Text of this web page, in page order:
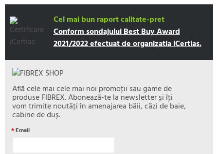
Cel mai bun raport calitate-pret
Conform sondajului Best Buy Award
2021/2022 efectuat de organizatia iCertias.
Află cele mai cele mai noi promoţii sau game de
produse FIBREX. Abonează-te la newsletter și îţi
vom trimite noutăţi în amenajarea băii, căzi de baie,
cabine de duș.
*Email